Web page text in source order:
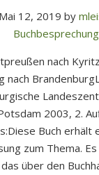
12, 2019 by
Buchbesprechung
nach
nach
2003, 2.
Buch erhält
zum Thema.
über den